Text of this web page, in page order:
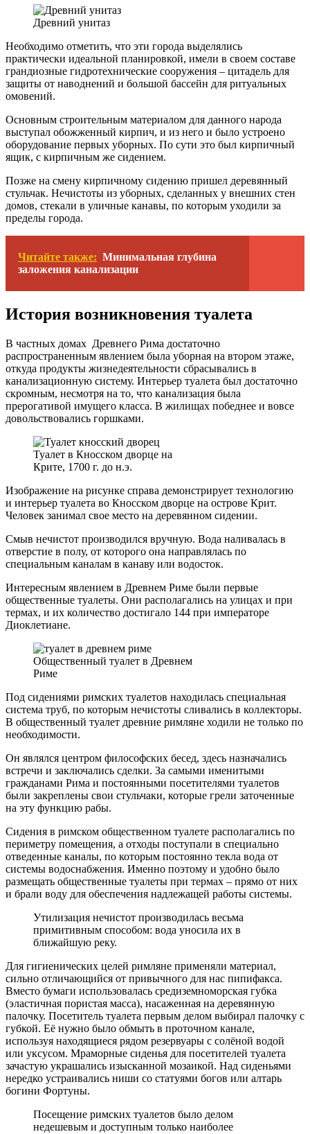
Древний унитаз
Необходимо отметить, что эти города выделялись
практически идеальной планировкой, имели в своем составе
грандиозные гидротехнические сооружения – цитадель для
защиты от наводнений и большой бассейн для ритуальных
омовений.
Основным строительным материалом для данного народа
выступал обожженный кирпич, и из него и было устроено
оборудование первых уборных. По сути это был кирпичный
ящик, с кирпичным же сидением.
Позже на смену кирпичному сидению пришел деревянный
стульчак. Нечистоты из уборных, сделанных у внешних стен
домов, стекали в уличные канавы, по которым уходили за
пределы города.
Читайте также: Минимальная глубина
заложения канализации
История возникновения туалета
В частных домах Древнего Рима достаточно
распространенным явлением была уборная на втором этаже,
откуда продукты жизнедеятельности сбрасывались в
канализационную систему. Интерьер туалета был достаточно
скромным, несмотря на то, что канализация была
прерогативой имущего класса. В жилищах победнее и вовсе
довольствовались горшками.
Туалет в Кносском дворце на
Крите, 1700 г. до н.э.
Изображение на рисунке справа демонстрирует технологию
и интерьер туалета во Кносском дворце на острове Крит.
Человек занимал свое место на деревянном сидении.
Смыв нечистот производился вручную. Вода наливалась в
отверстие в полу, от которого она направлялась по
специальным каналам в канаву или водосток.
Интересным явлением в Древнем Риме были первые
общественные туалеты. Они располагались на улицах и при
термах, и их количество достигало 144 при императоре
Диоклетиане.
Общественный туалет в Древнем
Риме
Под сидениями римских туалетов находилась специальная
система труб, по которым нечистоты сливались в коллекторы.
В общественный туалет древние римляне ходили не только по
необходимости.
Он являлся центром философских бесед, здесь назначались
встречи и заключались сделки. За самыми именитыми
гражданами Рима и постоянными посетителями туалетов
были закреплены свои стульчаки, которые грели заточенные
на эту функцию рабы.
Сидения в римском общественном туалете располагались по
периметру помещения, а отходы поступали в специально
отведенные каналы, по которым постоянно текла вода от
системы водоснабжения. Именно поэтому и удобно было
размещать общественные туалеты при термах – прямо от них
и брали воду для обеспечения надлежащей работы системы.
Утилизация нечистот производилась весьма
примитивным способом: вода уносила их в
ближайшую реку.
Для гигиенических целей римляне применяли материал,
сильно отличающийся от привычного для нас пипифакса.
Вместо бумаги использовалась средиземноморская губка
(эластичная пористая масса), насаженная на деревянную
палочку. Посетитель туалета первым делом выбирал палочку с
губкой. Её нужно было обмыть в проточном канале,
используя находящиеся рядом резервуары с солёной водой
или уксусом. Мраморные сиденья для посетителей туалета
зачастую украшались изысканной мозаикой. Над сиденьями
нередко устраивались ниши со статуями богов или алтарь
богини Фортуны.
Посещение римских туалетов было делом
недешевым и доступным только наиболее